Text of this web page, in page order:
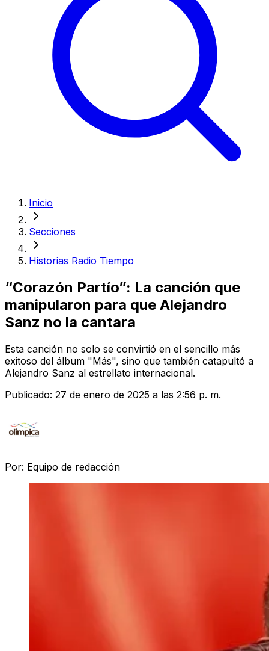
Inicio
Secciones
Historias Radio Tiempo
“Corazón Partío”: La canción que
manipularon para que Alejandro
Sanz no la cantara
Esta canción no solo se convirtió en el sencillo más
exitoso del álbum "Más", sino que también catapultó a
Alejandro Sanz al estrellato internacional.
Publicado: 27 de enero de 2025 a las 2:56 p. m.
Por: Equipo de redacción